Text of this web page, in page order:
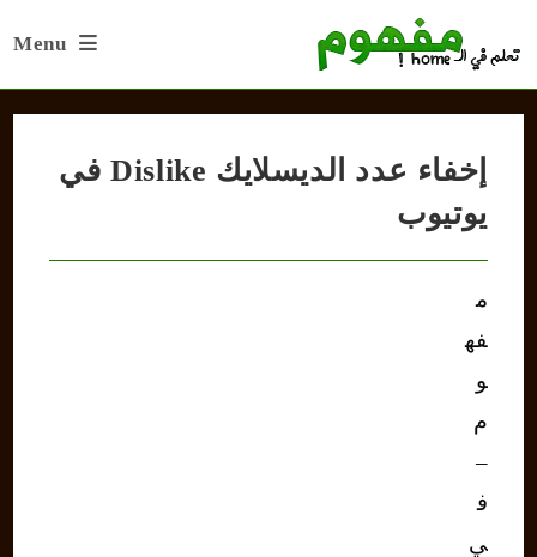
Menu
إخفاء عدد الديسلايك Dislike في
يوتيوب
م
فه
و
م
–
ف
ي